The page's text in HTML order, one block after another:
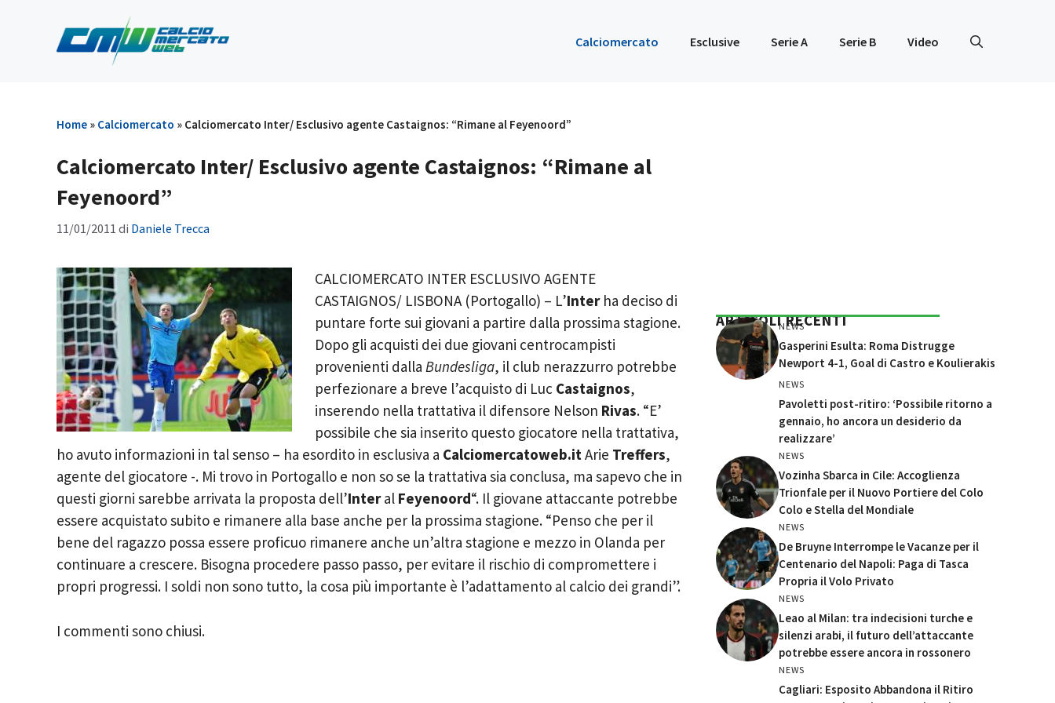
contenuto
Calciomercato Esclusive Serie A Serie B Video
Home » Calciomercato » Calciomercato Inter/ Esclusivo agente Castaignos: “Rimane al Feyenoord”
Calciomercato Inter/ Esclusivo agente Castaignos: “Rimane al
Feyenoord”
11/01/2011 di Daniele Trecca
CALCIOMERCATO INTER ESCLUSIVO AGENTE
CASTAIGNOS/ LISBONA (Portogallo) – L’Inter ha deciso di
puntare forte sui giovani a partire dalla prossima stagione.
Dopo gli acquisti dei due giovani centrocampisti
provenienti dalla Bundesliga, il club nerazzurro potrebbe
perfezionare a breve l’acquisto di Luc Castaignos,
inserendo nella trattativa il difensore Nelson Rivas. “E’
possibile che sia inserito questo giocatore nella trattativa,
ho avuto informazioni in tal senso – ha esordito in esclusiva a Calciomercatoweb.itArie Treffers,
agente del giocatore -. Mi trovo in Portogallo e non so se la trattativa sia conclusa, ma sapevo che in
questi giorni sarebbe arrivata la proposta dell’Interal Feyenoord“. Il giovane attaccante potrebbe
essere acquistato subito e rimanere alla base anche per la prossima stagione. “Penso che per il
bene del ragazzo possa essere proficuo rimanere anche un’altra stagione e mezzo in Olanda per
continuare a crescere. Bisogna procedere passo passo, per evitare il rischio di compromettere i
propri progressi. I soldi non sono tutto, la cosa più importante è l’adattamento al calcio dei grandi”.
I commenti sono chiusi.
ARTICOLI RECENTI
NEWS
Gasperini Esulta: Roma Distrugge
Newport 4-1, Goal di Castro e Koulierakis
NEWS
Pavoletti post-ritiro: ‘Possibile ritorno a
gennaio, ho ancora un desiderio da
realizzare’
NEWS
Vozinha Sbarca in Cile: Accoglienza
Trionfale per il Nuovo Portiere del Colo
Colo e Stella del Mondiale
NEWS
De Bruyne Interrompe le Vacanze per il
Centenario del Napoli: Paga di Tasca
Propria il Volo Privato
NEWS
Leao al Milan: tra indecisioni turche e
silenzi arabi, il futuro dell’attaccante
potrebbe essere ancora in rossonero
NEWS
Cagliari: Esposito Abbandona il Ritiro